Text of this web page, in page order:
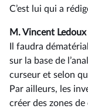
C’est lui qui a
M. Vincent Ledoux
Il faudra
sur la base de
curseur et selon
Par ailleurs, les
créer des zones